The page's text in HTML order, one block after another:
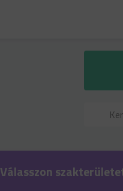
Válasszon